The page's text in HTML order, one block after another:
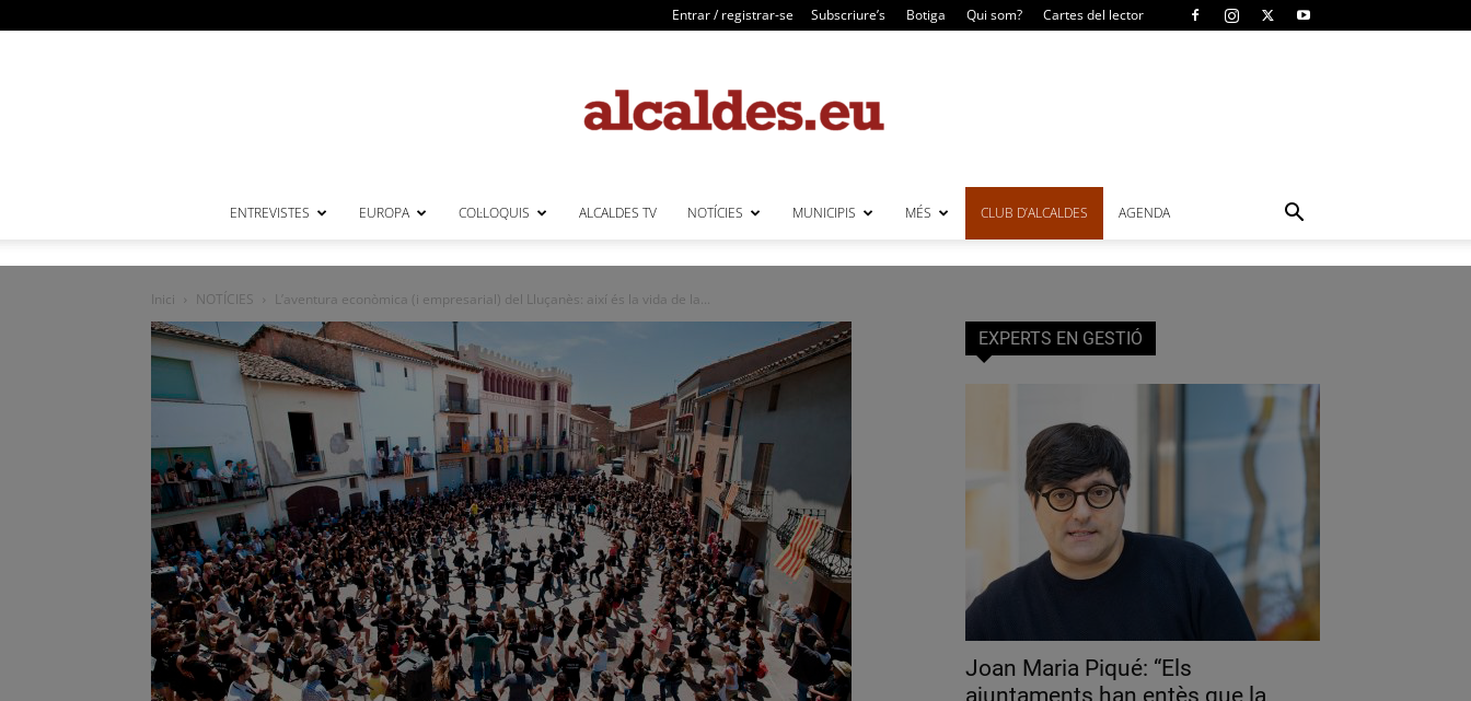
Entrar / registrar-se Subscriure’s Botiga Qui som? Cartes del lector
ENTREVISTES EUROPA COL·LOQUIS ALCALDES TV NOTÍCIES MUNICIPIS MÉS CLUB D’ALCALDES AGENDA
Inici NOTÍCIES L’aventura econòmica (i empresarial) del Lluçanès: així és la vida de la...
EXPERTS EN GESTIÓ
Joan Maria Piqué: “Els
ajuntaments han entès que la